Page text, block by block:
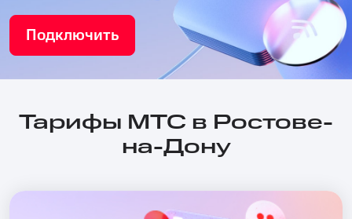
Подключить
Тарифы МТС в Ростове-
на-Дону